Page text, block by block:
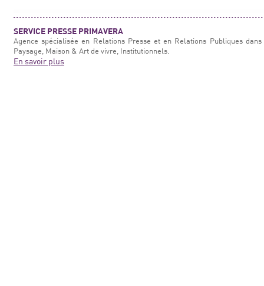
SERVICE PRESSE PRIMAVERA
Agence spécialisée en Relations Presse et en Relations Publiques
Paysage, Maison & Art de vivre, Institutionnels.
En savoir plus